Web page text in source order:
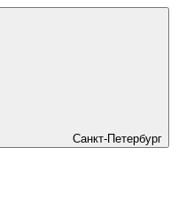
Санкт-Петербург